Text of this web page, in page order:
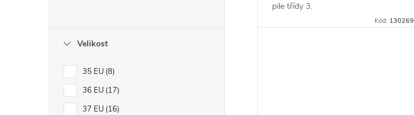
Velikost
35 EU 8
36 EU 17
37 EU 16
pile třídy 3.
Kód: 130269